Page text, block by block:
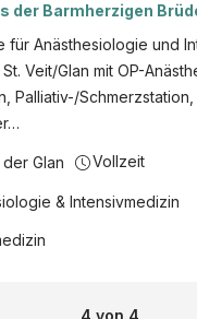
der Barmherzigen
für Anästhesiologie und
Veit/Glan mit OP-
Palliativ-/
Glan Vollzeit
& Intensivmedizin
4 von 4